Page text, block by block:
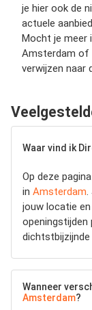
je hier ook de
actuele
Mocht je meer
Amsterdam of
verwijzen naar
Waar vind ik
Op deze
in Amsterdam.
jouw locatie
openingstijden
dichtstbijzijnde
Wanneer
Amsterdam?